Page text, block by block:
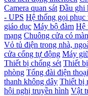
Camera quan sát Đầu ghi
- UPS Hệ thống gọi phục
giáo dục Máy bộ đàm Hệ
mạng Chuông cửa có
Vỏ tủ điện trong nhà,
cửa cổng tự động Máy
Thiết bị chống sét Thiết
phòng Tổng đài điện thoại
thanh không dây Thiết bị
hội nghị truyền hình Vật